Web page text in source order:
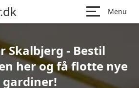
Menu
Skalbjerg - Bestil
her og få flotte nye
gardiner!